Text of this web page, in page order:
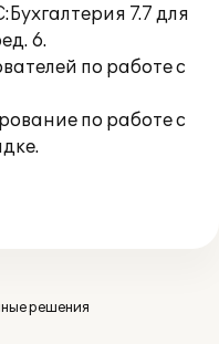
7.7 для
6.
по работе с
по работе с
решения